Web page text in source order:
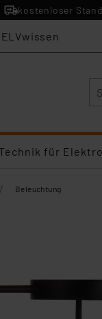
kostenloser
ELVwissen
Technik für
/ Beleuchtung​